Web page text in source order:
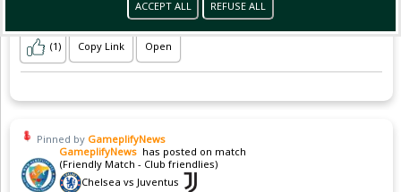
ACCEPT ALL REFUSE ALL
(1) Copy Link Open
Pinned by GameplifyNews
GameplifyNews has posted on match
(Friendly Match - Club friendlies)
Chelsea vs Juventus